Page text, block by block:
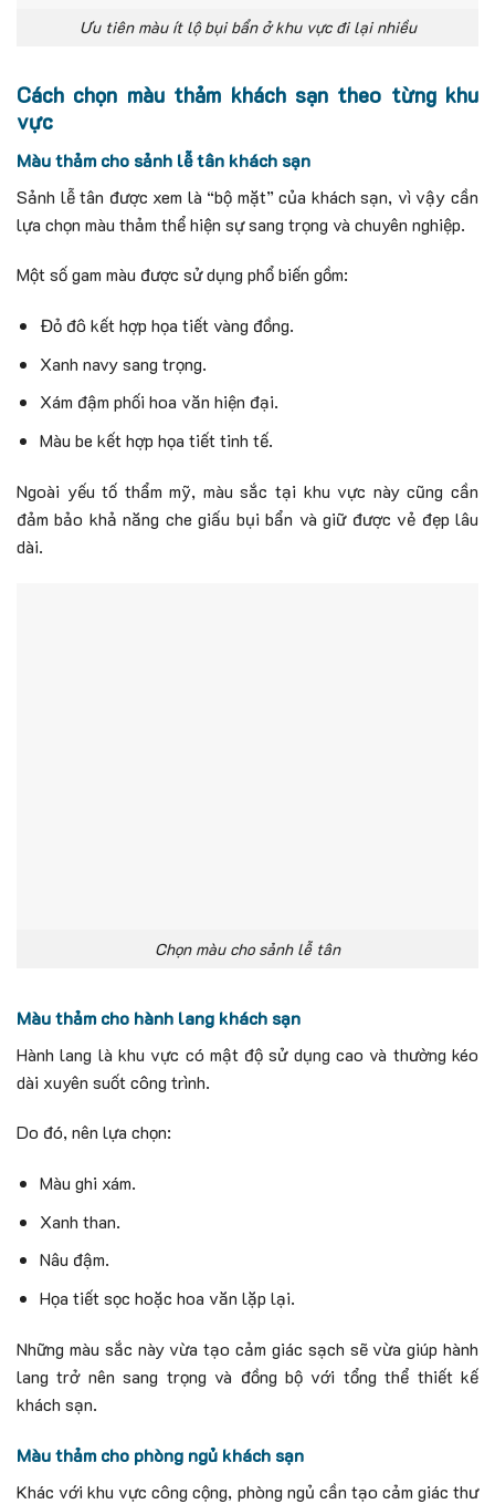
Ưu tiên màu ít lộ bụi bẩn ở khu vực đi lại nhiều
Cách chọn màu thảm khách sạn theo từng khu
vực
Màu thảm cho sảnh lễ tân khách sạn
Sảnh lễ tân được xem là “bộ mặt” của khách sạn, vì vậy cần
lựa chọn màu thảm thể hiện sự sang trọng và chuyên nghiệp.
Một số gam màu được sử dụng phổ biến gồm:
Đỏ đô kết hợp họa tiết vàng đồng.
Xanh navy sang trọng.
Xám đậm phối hoa văn hiện đại.
Màu be kết hợp họa tiết tinh tế.
Ngoài yếu tố thẩm mỹ, màu sắc tại khu vực này cũng cần
đảm bảo khả năng che giấu bụi bẩn và giữ được vẻ đẹp lâu
dài.
Chọn màu cho sảnh lễ tân
Màu thảm cho hành lang khách sạn
Hành lang là khu vực có mật độ sử dụng cao và thường kéo
dài xuyên suốt công trình.
Do đó, nên lựa chọn:
Màu ghi xám.
Xanh than.
Nâu đậm.
Họa tiết sọc hoặc hoa văn lặp lại.
Những màu sắc này vừa tạo cảm giác sạch sẽ vừa giúp hành
lang trở nên sang trọng và đồng bộ với tổng thể thiết kế
khách sạn.
Màu thảm cho phòng ngủ khách sạn
Khác với khu vực công cộng, phòng ngủ cần tạo cảm giác thư